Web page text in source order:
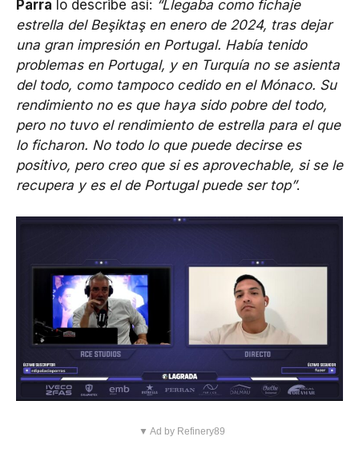
Parra lo describe así: “Llegaba como fichaje
estrella del Beşiktaş en enero de 2024, tras dejar
una gran impresión en Portugal. Había tenido
problemas en Portugal, y en Turquía no se asienta
del todo, como tampoco cedido en el Mónaco. Su
rendimiento no es que haya sido pobre del todo,
pero no tuvo el rendimiento de estrella para el que
lo ficharon. No todo lo que puede decirse es
positivo, pero creo que si es aprovechable, si se le
recupera y es el de Portugal puede ser top”.
▼ Ad by Refinery89